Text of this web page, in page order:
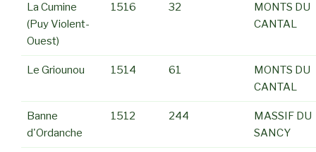
La Cumine
(Puy Violent-
Ouest)
1516 32
MONTS DU
CANTAL
Le Griounou 1514 61
MONTS DU
CANTAL
Banne
d'Ordanche
1512 244
MASSIF DU
SANCY